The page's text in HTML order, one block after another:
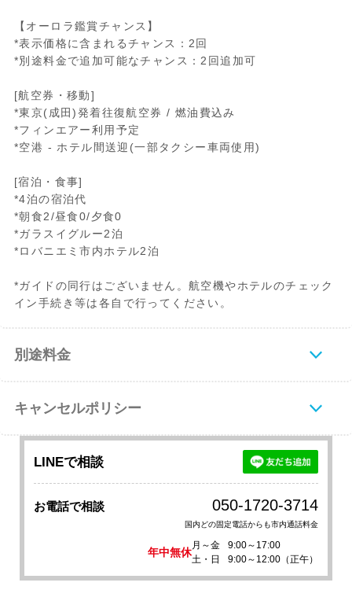
【オーロラ鑑賞チャンス】
*表示価格に含まれるチャンス：2回
*別途料金で追加可能なチャンス：2回追加可
[航空券・移動]
*東京(成田)発着往復航空券 / 燃油費込み
*フィンエアー利用予定
*空港 - ホテル間送迎(一部タクシー車両使用)
[宿泊・食事]
*4泊の宿泊代
*朝食2/昼食0/夕食0
*ガラスイグルー2泊
*ロバニエミ市内ホテル2泊
*ガイドの同行はございません。航空機やホテルのチェック
イン手続き等は各自で行ってください。
別途料金
キャンセルポリシー
LINEで相談
お電話で相談 050-1720-3714
国内どの固定電話からも市内通話料金
年中無休
月～金
9:00～17:00
土・日
9:00～12:00（正午）